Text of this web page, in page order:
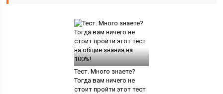
Тест. Много знаете?
Тогда вам ничего не
стоит пройти этот тест